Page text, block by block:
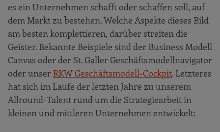
es ein Unternehmen schafft oder schaffen soll, auf
dem Markt zu bestehen. Welche Aspekte dieses Bild
am besten komplettieren, darüber streiten die
Geister. Bekannte Beispiele sind der Business Modell
Canvas oder der St. Galler Geschäftsmodellnavigator
oder unser RKW Geschäftsmodell-Cockpit. Letzteres
hat sich im Laufe der letzten Jahre zu unserem
Allround-Talent rund um die Strategiearbeit in
kleinen und mittleren Unternehmen entwickelt: